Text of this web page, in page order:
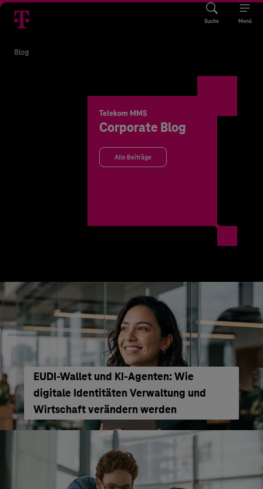
Suche Menü
Blog
Telekom MMS
Corporate Blog
Alle Beiträge
EUDI-Wallet und KI-Agenten: Wie
digitale Identitäten Verwaltung und
Wirtschaft verändern werden